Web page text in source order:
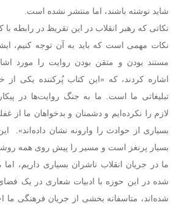
شاید نوشته باشند،‌ اما منتشر نشده است.
نکاتی که رهبر انقلاب در این تقریظ در رابطه با
نکات مهمی است که باید به آن توجه کنیم،‌
مستند بودن و متقن بودن روایت را مورد
اشاره کردند، که «این کتاب پُرکننده‌ یکی از
تبلیغاتی ما است. ما به جنگ روایت‌ها در
لازم را نکرده‌ایم و دشمنان و بدخواهان ما از
بسیاری از حوادث را وارونه نشان داده‌اند».
بسیار پرنغز است و مسیر را پیش روی همه
ما در جریان انقلاب ناشران بسیاری داریم، اما
شده در این حوزه با ادبیات شعاری در یک
شده‌اند،‌ متاسفانه بخشی از جریان فرهنگی